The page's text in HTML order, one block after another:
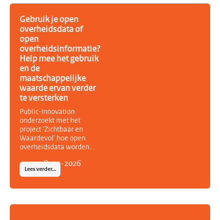
de herijking aanzienlijk
vergroot. Het vernieuwde
nieuwe acties, acht
aangescherpte acties en
kent een sterkere
samenwerking tussen
overheid en
maatschappelijke
organisaties.
08-07-2026
Gebruik je open
overheidsdata of
open
overheidsinformatie?
Help mee het gebruik
en de
maatschappelijke
waarde ervan verder
te versterken
Public-Innovation
onderzoekt met het
project 'Zichtbaar en
Waardevol' hoe open
overheidsdata worden
maatschappelijke waarde
zij opleveren en wat
Lees verder…